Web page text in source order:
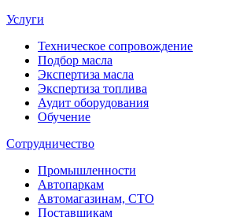
Услуги
Техническое сопровождение
Подбор масла
Экспертиза масла
Экспертиза топлива
Аудит оборудования
Обучение
Сотрудничество
Промышленности
Автопаркам
Автомагазинам, СТО
Поставщикам